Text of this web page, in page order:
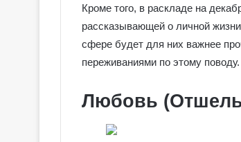
Кроме того, в раскладе на
рассказывающей о личной
сфере будет для них важнее
переживаниями по этому поводу.
Любовь